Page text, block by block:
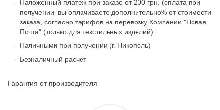
Наложенный платеж при заказе от 200 грн. (оплата при
получении, вы оплачиваете дополнительно% от стоимости
заказа, согласно тарифов на перевозку Компании "Новая
Почта" (только для текстильных изделий).
Наличными при получении (г. Никополь)
Безналичный расчет
Гарантия от производителя